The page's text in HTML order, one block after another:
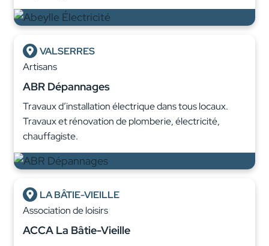
VALSERRES
Artisans
ABR Dépannages
Travaux d’installation électrique dans tous locaux.
Travaux et rénovation de plomberie, électricité,
chauffagiste.
LA BÂTIE-VIEILLE
Association de loisirs
ACCA La Bâtie-Vieille